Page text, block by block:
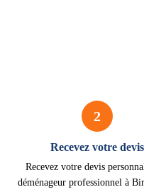
2
Recevez votre devis
Recevez votre devis
déménageur professionnel à